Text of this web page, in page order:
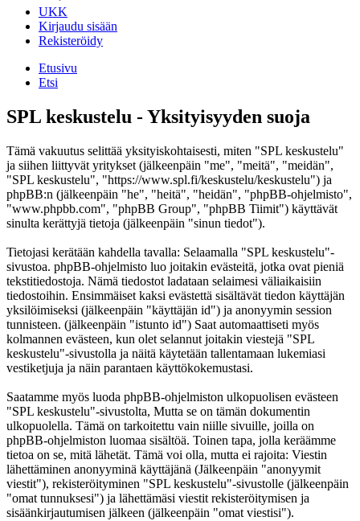
UKK
Kirjaudu sisään
Rekisteröidy
Etusivu
Etsi
SPL keskustelu - Yksityisyyden suoja
Tämä vakuutus selittää yksityiskohtaisesti, miten "SPL keskustelu"
ja siihen liittyvät yritykset (jälkeenpäin "me", "meitä", "meidän",
"SPL keskustelu", "https://www.spl.fi/keskustelu/keskustelu") ja
phpBB:n (jälkeenpäin "he", "heitä", "heidän", "phpBB-ohjelmisto",
"www.phpbb.com", "phpBB Group", "phpBB Tiimit") käyttävät
sinulta kerättyjä tietoja (jälkeenpäin "sinun tiedot").
Tietojasi kerätään kahdella tavalla: Selaamalla "SPL keskustelu"-
sivustoa. phpBB-ohjelmisto luo joitakin evästeitä, jotka ovat pieniä
tekstitiedostoja. Nämä tiedostot ladataan selaimesi väliaikaisiin
tiedostoihin. Ensimmäiset kaksi evästettä sisältävät tiedon käyttäjän
yksilöimiseksi (jälkeenpäin "käyttäjän id") ja anonyymin session
tunnisteen. (jälkeenpäin "istunto id") Saat automaattiseti myös
kolmannen evästeen, kun olet selannut joitakin viestejä "SPL
keskustelu"-sivustolla ja näitä käytetään tallentamaan lukemiasi
vestiketjuja ja näin parantaen käyttökokemustasi.
Saatamme myös luoda phpBB-ohjelmiston ulkopuolisen evästeen
"SPL keskustelu"-sivustolta, Mutta se on tämän dokumentin
ulkopuolella. Tämä on tarkoitettu vain niille sivuille, joilla on
phpBB-ohjelmiston luomaa sisältöä. Toinen tapa, jolla keräämme
tietoa on se, mitä lähetät. Tämä voi olla, mutta ei rajoita: Viestin
lähettäminen anonyyminä käyttäjänä (Jälkeenpäin "anonyymit
viestit"), rekisteröityminen "SPL keskustelu"-sivustolle (jälkeenpäin
"omat tunnuksesi") ja lähettämäsi viestit rekisteröitymisen ja
sisäänkirjautumisen jälkeen (jälkeenpäin "omat viestisi").